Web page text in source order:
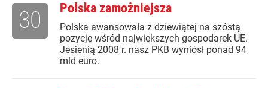
Polska zamożniejsza
Polska awansowała z dziewiątej na szóstą
pozycję wśród największych gospodarek UE.
Jesienią 2008 r. nasz PKB wyniósł ponad 94
mld euro.
30